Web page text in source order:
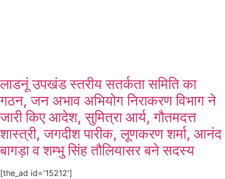
लाडनूं उपखंड स्तरीय सतर्कता समिति का
गठन, जन अभाव अभियोग निराकरण विभाग ने
जारी किए आदेश, सुमित्रा आर्य, गौतमदत्त
शास्त्री, जगदीश पारीक, लूणकरण शर्मा, आनंद
बागड़ा व शम्भु सिंह तौलियासर बने सदस्य
[the_ad id='15212']